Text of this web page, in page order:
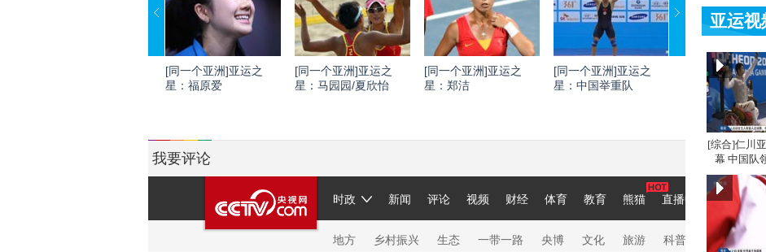
[同一个亚洲]亚运之
星：福原爱
[同一个亚洲]亚运之
星：马园园/夏欣怡
[同一个亚洲]亚运之
星：郑洁
[同一个亚洲]亚运之
星：中国举重队
[同一个亚洲]亚
星：刘灏
我要评论
亚运视
[综合]仁川
幕 中国队